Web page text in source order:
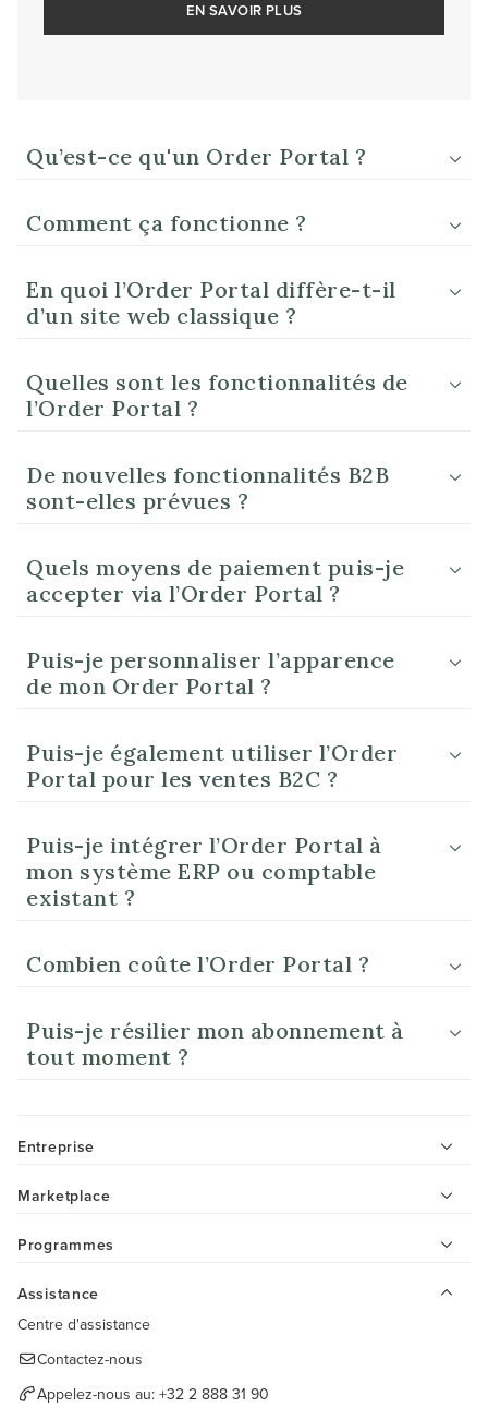
EN SAVOIR PLUS
Qu’est-ce qu'un Order Portal ?
Comment ça fonctionne ?
En quoi l’Order Portal diffère-t-il
d’un site web classique ?
Quelles sont les fonctionnalités de
l’Order Portal ?
De nouvelles fonctionnalités B2B
sont-elles prévues ?
Quels moyens de paiement puis-je
accepter via l’Order Portal ?
Puis-je personnaliser l’apparence
de mon Order Portal ?
Puis-je également utiliser l’Order
Portal pour les ventes B2C ?
Puis-je intégrer l’Order Portal à
mon système ERP ou comptable
existant ?
Combien coûte l’Order Portal ?
Puis-je résilier mon abonnement à
tout moment ?
Entreprise
Marketplace
Programmes
Assistance
Centre d'assistance
Contactez-nous
Appelez-nous au: +32 2 888 31 90